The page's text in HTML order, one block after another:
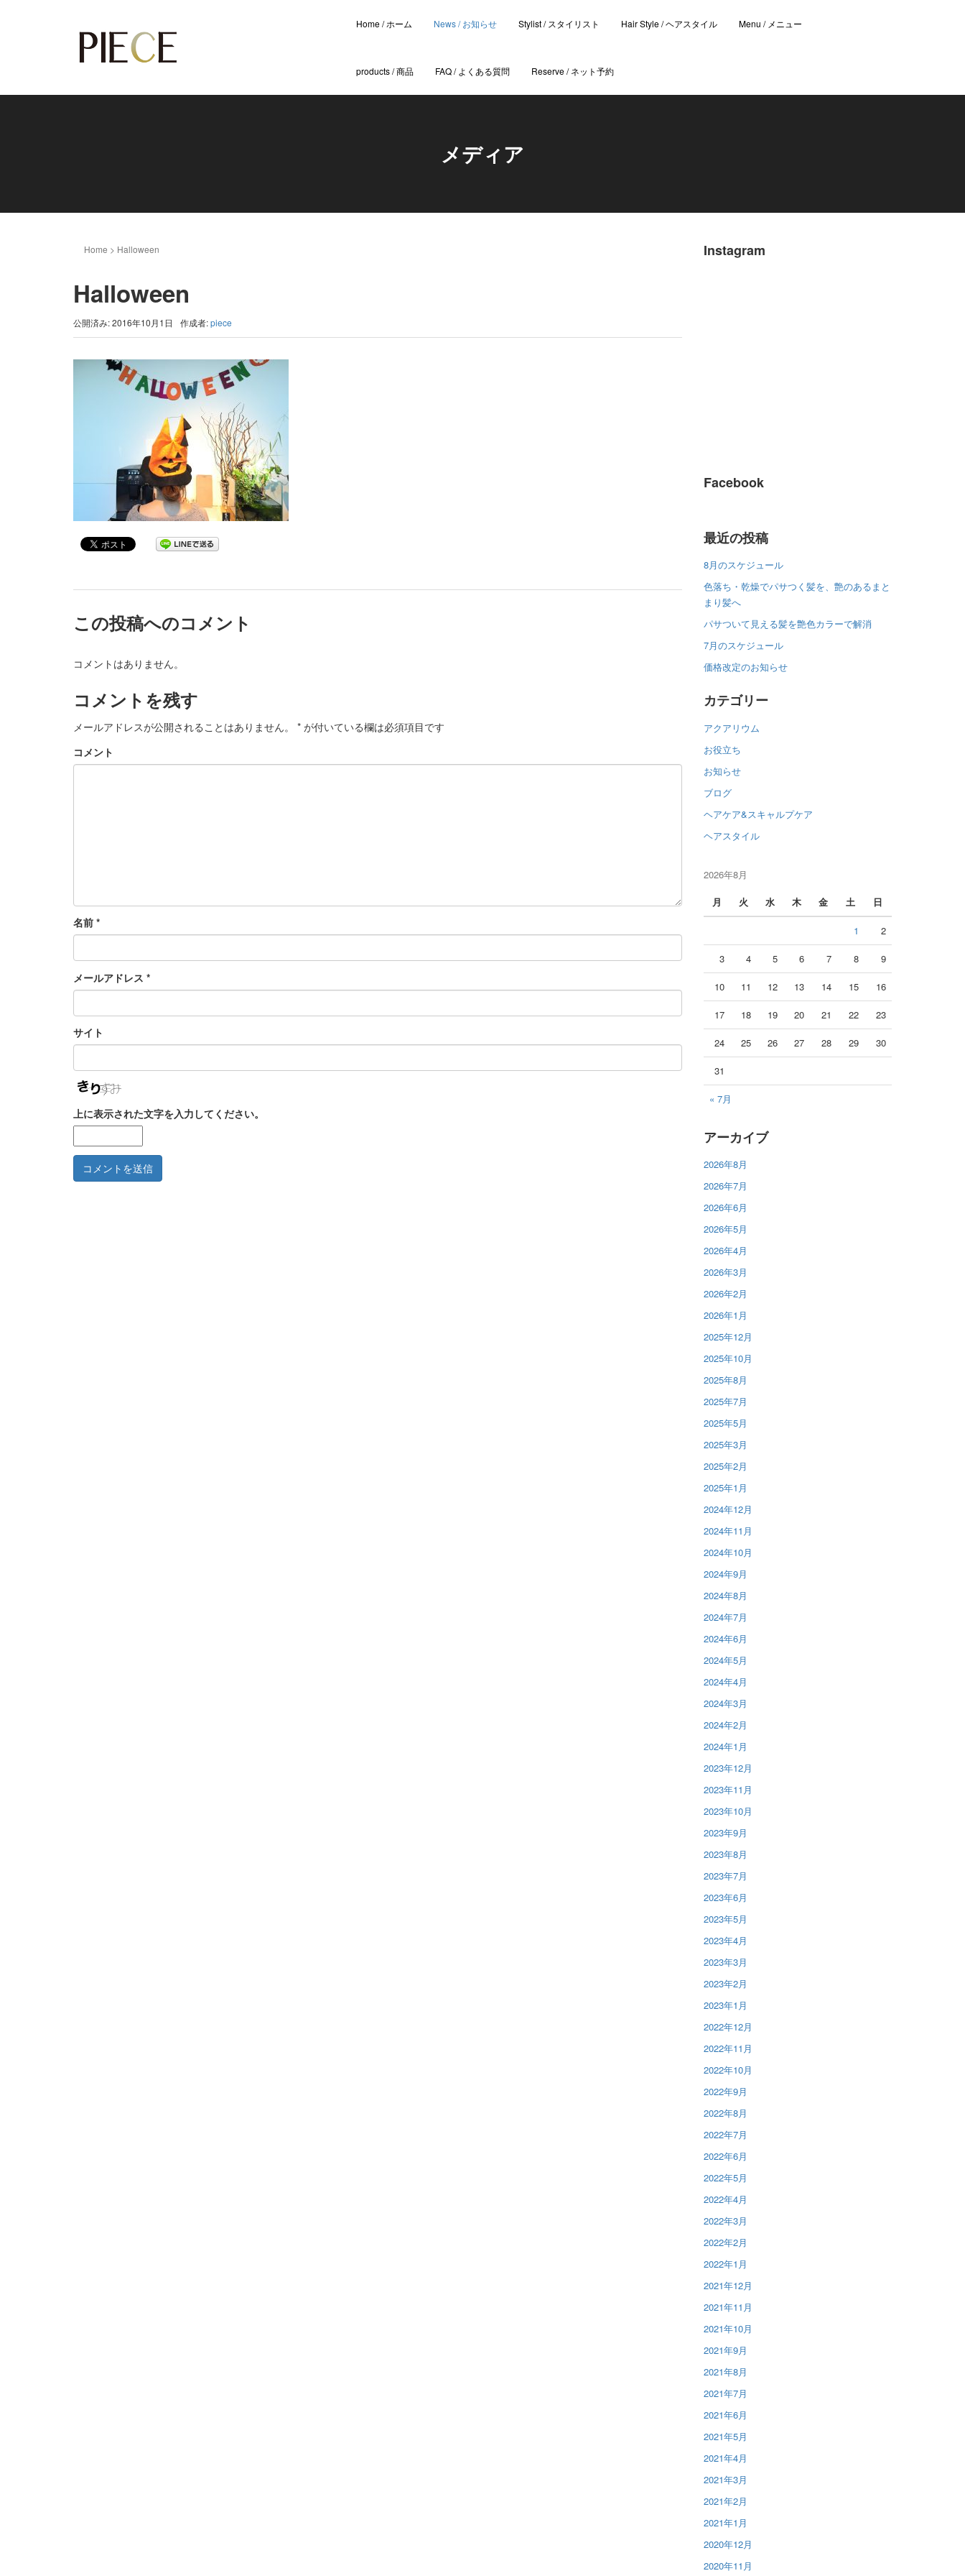
Home / ホーム News / お知らせ Stylist / スタイリスト Hair Style / ヘアスタイル Menu / メニュー
products / 商品 FAQ / よくある質問 Reserve / ネット予約
メディア
Home > Halloween
Halloween
公開済み: 2016年10月1日 作成者:piece
この投稿へのコメント
コメントはありません。
コメントを残す
メールアドレスが公開されることはありません。 * が付いている欄は必須項目です
コメント
名前 *
メールアドレス *
サイト
上に表示された文字を入力してください。
Instagram
Facebook
最近の投稿
8月のスケジュール
色落ち・乾燥でパサつく髪を、艶のあるまと
まり髪へ
パサついて見える髪を艶色カラーで解消
7月のスケジュール
価格改定のお知らせ
カテゴリー
アクアリウム
お役立ち
お知らせ
ブログ
ヘアケア&スキャルプケア
ヘアスタイル
2026年8月
月
火 水 木 金 土 日
« 7月
1 2
3 4 5 6 7 8 9
10 11 12 13 14 15 16
17 18 19 20 21 22 23
24 25 26 27 28 29 30
31
アーカイブ
2026年8月
2026年7月
2026年6月
2026年5月
2026年4月
2026年3月
2026年2月
2026年1月
2025年12月
2025年10月
2025年8月
2025年7月
2025年5月
2025年3月
2025年2月
2025年1月
2024年12月
2024年11月
2024年10月
2024年9月
2024年8月
2024年7月
2024年6月
2024年5月
2024年4月
2024年3月
2024年2月
2024年1月
2023年12月
2023年11月
2023年10月
2023年9月
2023年8月
2023年7月
2023年6月
2023年5月
2023年4月
2023年3月
2023年2月
2023年1月
2022年12月
2022年11月
2022年10月
2022年9月
2022年8月
2022年7月
2022年6月
2022年5月
2022年4月
2022年3月
2022年2月
2022年1月
2021年12月
2021年11月
2021年10月
2021年9月
2021年8月
2021年7月
2021年6月
2021年5月
2021年4月
2021年3月
2021年2月
2021年1月
2020年12月
2020年11月